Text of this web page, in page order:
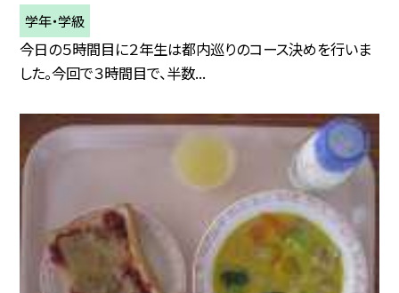
学年・学級
今日の５時間目に２年生は都内巡りのコース決めを行いま
した。今回で３時間目で、半数...